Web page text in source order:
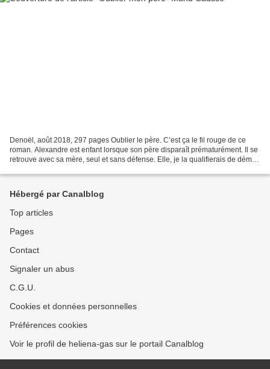
Denoël, août 2018, 297 pages Oublier le père. C’est ça le fil rouge de ce
roman. Alexandre est enfant lorsque son père disparaît prématurément. Il se
retrouve avec sa mère, seul et sans défense. Elle, je la qualifierais de démon
Hébergé par Canalblog
Top articles
Pages
Contact
Signaler un abus
C.G.U.
Cookies et données personnelles
Préférences cookies
Voir le profil de heliena-gas sur le portail Canalblog